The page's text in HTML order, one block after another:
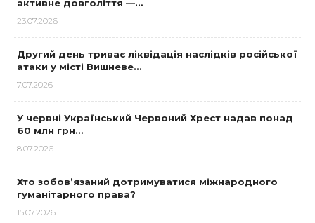
активне довголіття —…
23.07.2026
Другий день триває ліквідація наслідків російської
атаки у місті Вишневе…
7.07.2026
У червні Український Червоний Хрест надав понад
60 млн грн…
8.07.2026
Хто зобов’язаний дотримуватися міжнародного
гуманітарного права?
15.07.2026